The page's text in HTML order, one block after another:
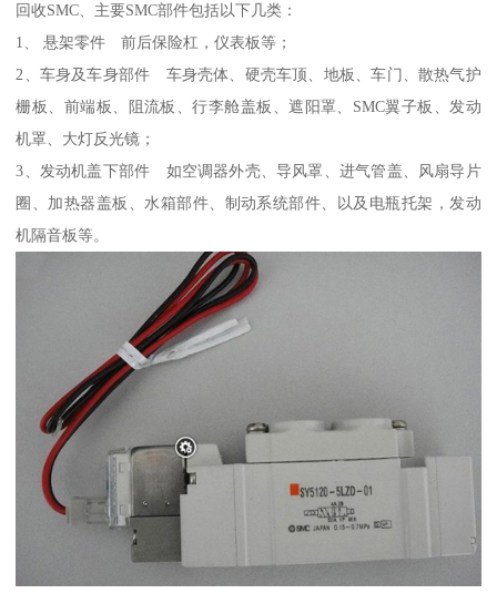
回收SMC、主要SMC部件包括以下几类：
1、 悬架零件 前后保险杠，仪表板等；
2、车身及车身部件 车身壳体、硬壳车顶、地板、车门、散热气护
栅板、前端板、阻流板、行李舱盖板、遮阳罩、SMC翼子板、发动
机罩、大灯反光镜；
3、发动机盖下部件 如空调器外壳、导风罩、进气管盖、风扇导片
圈、加热器盖板、水箱部件、制动系统部件、以及电瓶托架，发动
机隔音板等。